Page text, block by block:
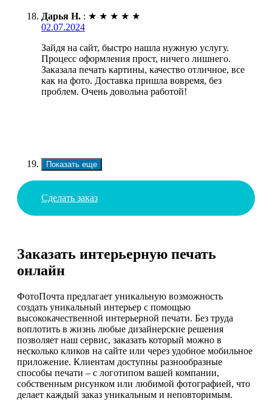
Дарья Н. : ★ ★ ★ ★ ★
02.07.2024
Зайдя на сайт, быстро нашла нужную услугу.
Процесс оформления прост, ничего лишнего.
Заказала печать картины, качество отличное, все
как на фото. Доставка пришла вовремя, без
проблем. Очень довольна работой!
Показать еще
Сделать заказ
Заказать интерьерную печать
онлайн
ФотоПочта предлагает уникальную возможность
создать уникальный интерьер с помощью
высококачественной интерьерной печати. Без труда
воплотить в жизнь любые дизайнерские решения
позволяет наш сервис, заказать который можно в
несколько кликов на сайте или через удобное мобильное
приложение. Клиентам доступны разнообразные
способы печати – с логотипом вашей компании,
собственным рисунком или любимой фотографией, что
делает каждый заказ уникальным и неповторимым.